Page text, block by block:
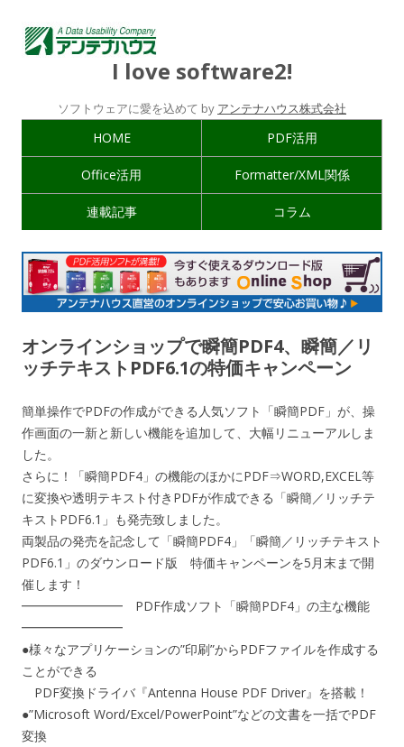
I love software2!
ソフトウェアに愛を込めて by アンテナハウス株式会社
HOME PDF活用
Office活用 Formatter/XML関係
連載記事 コラム
オンラインショップで瞬簡PDF4、瞬簡／リ
ッチテキストPDF6.1の特価キャンペーン
簡単操作でPDFの作成ができる人気ソフト「瞬簡PDF」が、操
作画面の一新と新しい機能を追加して、大幅リニューアルしま
した。
さらに！「瞬簡PDF4」の機能のほかにPDF⇒WORD,EXCEL等
に変換や透明テキスト付きPDFが作成できる「瞬簡／リッチテ
キストPDF6.1」も発売致しました。
両製品の発売を記念して「瞬簡PDF4」「瞬簡／リッチテキスト
PDF6.1」のダウンロード版 特価キャンペーンを5月末まで開
催します！
━━━━━━━━ PDF作成ソフト「瞬簡PDF4」の主な機能
━━━━━━━━
●様々なアプリケーションの”印刷”からPDFファイルを作成する
ことができる
PDF変換ドライバ『Antenna House PDF Driver』を搭載！
●”Microsoft Word/Excel/PowerPoint”などの文書を一括でPDF
変換